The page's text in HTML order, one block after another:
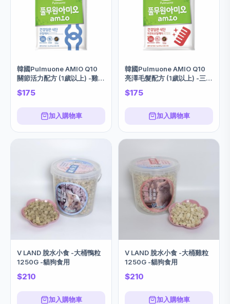
韓國Pulmuone AMIO Q10
關節活力配方 (1歲以上) -雞肉
1KG
$175
加入購物車
韓國Pulmuone AMIO Q10
亮澤毛髮配方 (1歲以上) -三文
魚味 1KG
$175
加入購物車
V LAND 脫水小食 -大桶鴨粒
1250G -貓狗食用
$210
加入購物車
V LAND 脫水小食 -大桶雞粒
1250G -貓狗食用
$210
加入購物車